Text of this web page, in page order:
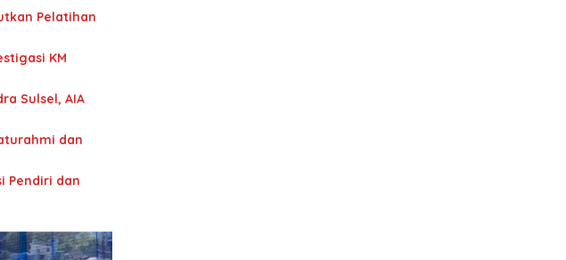
Pelatihan
KM
Sulsel, AIA
dan
Pendiri dan